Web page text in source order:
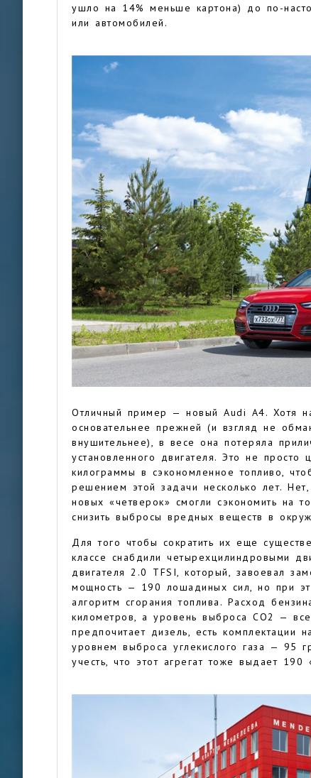
ушло на 14% меньше картона) до по-
или автомобилей.
Отличный пример — новый Audi A4. Хотя
основательнее прежней (и взгляд не
внушительнее), в весе она потеряла
установленного двигателя. Это не
килограммы в сэкономленное топливо,
решением этой задачи несколько лет.
новых «четверок» смогли сэкономить на
снизить выбросы вредных веществ в
Для того чтобы сократить их еще
классе снабдили четырехцилиндровыми
двигателя 2.0 TFSI, который, завоевал
мощность — 190 лошадиных сил, но при
алгоритм сгорания топлива. Расход
километров, а уровень выброса СО2 —
предпочитает дизель, есть
уровнем выброса углекислого газа — 95
учесть, что этот агрегат тоже выдает 190